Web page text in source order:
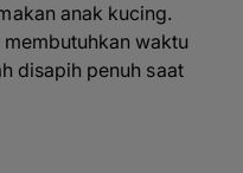
anak kucing.
waktu
disapih penuh saat